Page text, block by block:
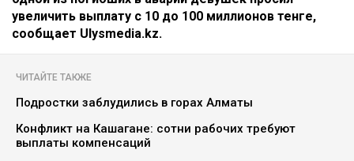
увеличить выплату с 10 до 100 миллионов тенге,
сообщает Ulysmedia.kz.
ЧИТАЙТЕ ТАКЖЕ
Подростки заблудились в горах Алматы
Конфликт на Кашагане: сотни рабочих требуют
выплаты компенсаций